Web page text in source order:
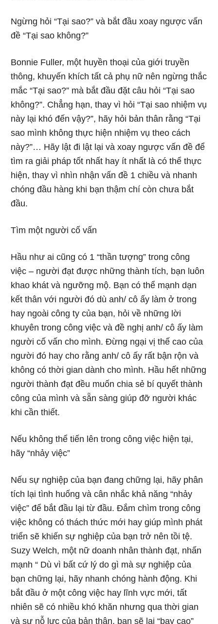
Ngừng hỏi “Tại sao?” và bắt đầu xoay ngược vấn
đề “Tại sao không?”
Bonnie Fuller, một huyền thoại của giới truyền
thông, khuyến khích tất cả phụ nữ nên ngừng thắc
mắc “Tại sao?” mà bắt đầu đặt câu hỏi “Tại sao
không?”. Chẳng hạn, thay vì hỏi “Tại sao nhiệm vụ
này lại khó đến vậy?”, hãy hỏi bản thân rằng “Tại
sao mình không thực hiện nhiệm vụ theo cách
này?”… Hãy lật đi lật lại và xoay ngược vấn đề để
tìm ra giải pháp tốt nhất hay ít nhất là có thể thực
hiện, thay vì nhìn nhận vấn đề 1 chiều và nhanh
chóng đầu hàng khi bạn thậm chí còn chưa bắt
đầu.
Tìm một người cố vấn
Hầu như ai cũng có 1 “thần tượng” trong công
việc – người đạt được những thành tích, bạn luôn
khao khát và ngưỡng mộ. Bạn có thể mạnh dạn
kết thân với người đó dù anh/ cô ấy làm ở trong
hay ngoài công ty của bạn, hỏi về những lời
khuyên trong công việc và đề nghị anh/ cô ấy làm
người cố vấn cho mình. Đừng ngại vị thế cao của
người đó hay cho rằng anh/ cô ấy rất bận rộn và
không có thời gian dành cho mình. Hầu hết những
người thành đạt đều muốn chia sẻ bí quyết thành
công của mình và sẵn sàng giúp đỡ người khác
khi cần thiết.
Nếu không thể tiến lên trong công việc hiện tại,
hãy “nhảy việc”
Nếu sự nghiệp của bạn đang chững lại, hãy phân
tích lại tình huống và cân nhắc khả năng “nhảy
việc” để bắt đầu lại từ đầu. Đắm chìm trong công
việc không có thách thức mới hay giúp mình phát
triển sẽ khiến sự nghiệp của bạn trở nên tồi tệ.
Suzy Welch, một nữ doanh nhân thành đạt, nhấn
mạnh “ Dù vì bất cứ lý do gì mà sự nghiệp của
bạn chững lại, hãy nhanh chóng hành động. Khi
bắt đầu ở một công việc hay lĩnh vực mới, tất
nhiên sẽ có nhiều khó khăn nhưng qua thời gian
và sự nỗ lực của bản thân, bạn sẽ lại “bay cao”